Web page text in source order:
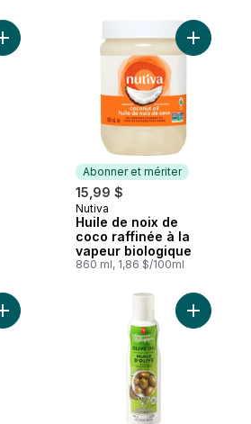
Ajouter Huile d’olive noire extra-vierge
Abonner et mériter
15,99 $
Abonner et mériter
Nutiva
Huile de noix de
coco raffinée à la
vapeur biologique
860 ml, 1,86 $/100ml
Ajouter
Ajouter Huile de tournesol pure à 100 %
Ajouter